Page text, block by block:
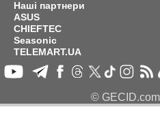
Наші партнери
ASUS
CHIEFTEC
Seasonic
TELEMART.UA
©